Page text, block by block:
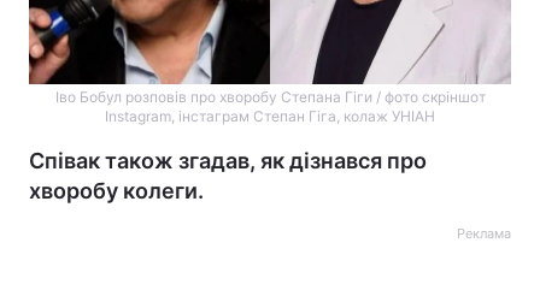
Іво Бобул розповів про хворобу Степана Гіги / фото скріншот
Instagram, інстаграм Степан Гіга, колаж УНІАН
Співак також згадав, як дізнався про
хворобу колеги.
Реклама